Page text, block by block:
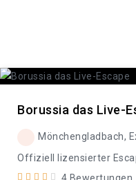
Borussia das Live-
Mönchengladbach,
Offiziell lizensierter
4 Bewertungen